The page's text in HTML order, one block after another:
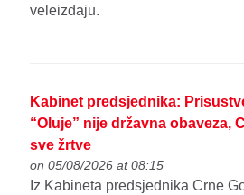
veleizdaju.
Kabinet predsjednika:
“Oluje” nije državna obaveza,
sve žrtve
on 05/08/2026 at 08:15
Iz Kabineta predsjednika Crne